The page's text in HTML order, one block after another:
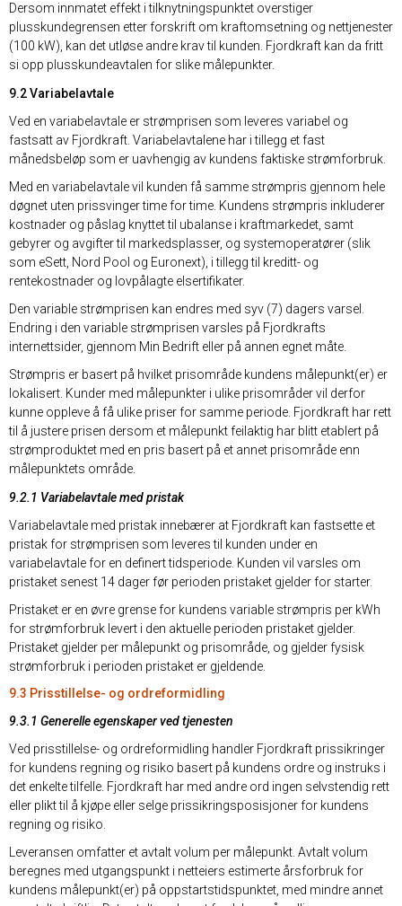
Dersom innmatet effekt i tilknytningspunktet overstiger
plusskundegrensen etter forskrift om kraftomsetning og nettjenester
(100 kW), kan det utløse andre krav til kunden. Fjordkraft kan da fritt
si opp plusskundeavtalen for slike målepunkter.
9.2 Variabelavtale
Ved en variabelavtale er strømprisen som leveres variabel og
fastsatt av Fjordkraft. Variabelavtalene har i tillegg et fast
månedsbeløp som er uavhengig av kundens faktiske strømforbruk.
Med en variabelavtale vil kunden få samme strømpris gjennom hele
døgnet uten prissvinger time for time. Kundens strømpris inkluderer
kostnader og påslag knyttet til ubalanse i kraftmarkedet, samt
gebyrer og avgifter til markedsplasser, og systemoperatører (slik
som eSett, Nord Pool og Euronext), i tillegg til kreditt- og
rentekostnader og lovpålagte elsertifikater.
Den variable strømprisen kan endres med syv (7) dagers varsel.
Endring i den variable strømprisen varsles på Fjordkrafts
internettsider, gjennom Min Bedrift eller på annen egnet måte.
Strømpris er basert på hvilket prisområde kundens målepunkt(er) er
lokalisert. Kunder med målepunkter i ulike prisområder vil derfor
kunne oppleve å få ulike priser for samme periode. Fjordkraft har rett
til å justere prisen dersom et målepunkt feilaktig har blitt etablert på
strømproduktet med en pris basert på et annet prisområde enn
målepunktets område.
9.2.1 Variabelavtale med pristak
Variabelavtale med pristak innebærer at Fjordkraft kan fastsette et
pristak for strømprisen som leveres til kunden under en
variabelavtale for en definert tidsperiode. Kunden vil varsles om
pristaket senest 14 dager før perioden pristaket gjelder for starter.
Pristaket er en øvre grense for kundens variable strømpris per kWh
for strømforbruk levert i den aktuelle perioden pristaket gjelder.
Pristaket gjelder per målepunkt og prisområde, og gjelder fysisk
strømforbruk i perioden pristaket er gjeldende.
9.3 Prisstillelse- og ordreformidling
9.3.1 Generelle egenskaper ved tjenesten
Ved prisstillelse- og ordreformidling handler Fjordkraft prissikringer
for kundens regning og risiko basert på kundens ordre og instruks i
det enkelte tilfelle. Fjordkraft har med andre ord ingen selvstendig rett
eller plikt til å kjøpe eller selge prissikringsposisjoner for kundens
regning og risiko.
Leveransen omfatter et avtalt volum per målepunkt. Avtalt volum
beregnes med utgangspunkt i netteiers estimerte årsforbruk for
kundens målepunkt(er) på oppstartstidspunktet, med mindre annet